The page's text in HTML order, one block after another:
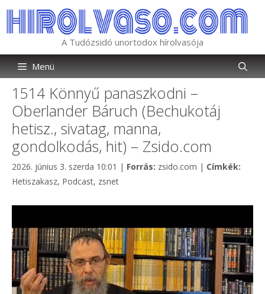
tartalomba
A Tudózsidó unortodox hírolvasója
Menü
1514 Könnyű panaszkodni –
Oberlander Báruch (Bechukotáj
hetisz., sivatag, manna,
gondolkodás, hit) – Zsido.com
2026. június 3. szerda 10:01 | Forrás: Kategória
zsido.com | Címkék:
Hetiszakasz, Podcast, zsnet